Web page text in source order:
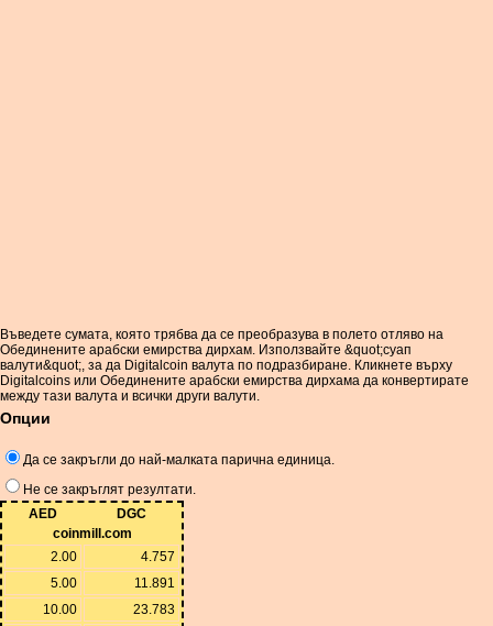
Въведете сумата, която трябва да се преобразува в полето отляво на
Обединените арабски емирства дирхам. Използвайте &quot;суап
валути&quot;, за да Digitalcoin валута по подразбиране. Кликнете върху
Digitalcoins или Обединените арабски емирства дирхама да конвертирате
между тази валута и всички други валути.
Опции
Да се ​​закръгли до най-малката парична единица.
Не се закръглят резултати.
AED
DGC
coinmill.com
2.00
4.757
5.00
11.891
10.00
23.783